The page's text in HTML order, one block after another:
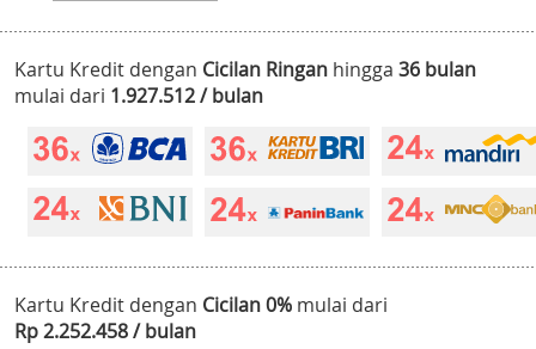
Kartu Kredit dengan Cicilan Ringan hingga 36 bulan
mulai dari 1.927.512 / bulan
Kartu Kredit dengan Cicilan 0% mulai dari
Rp 2.252.458 / bulan